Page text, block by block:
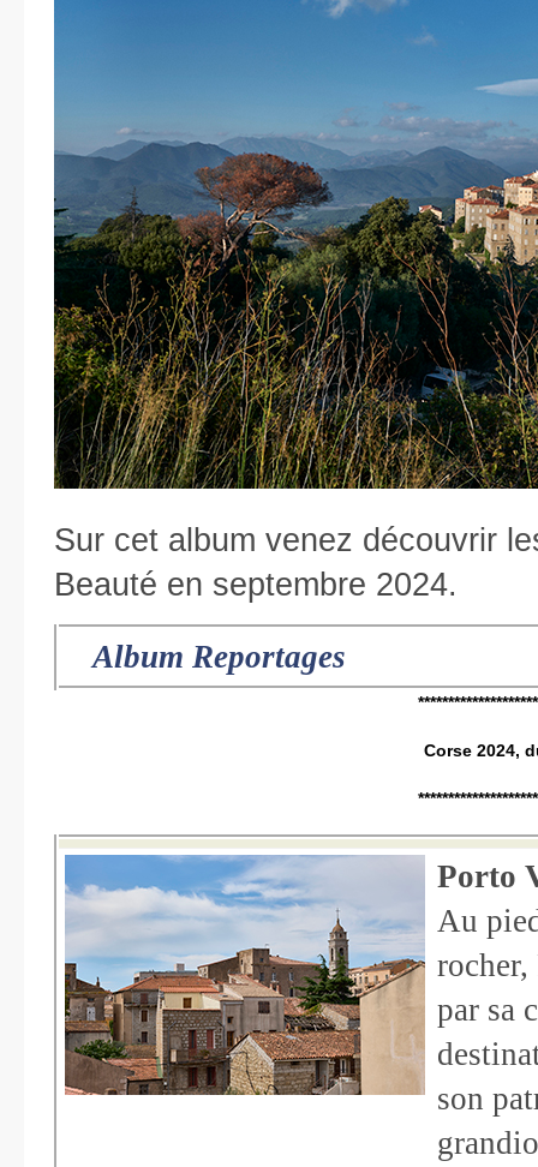
Sur cet album venez découvrir
Beauté en septembre 2024.
Album Reportages
Corse 2024,
Porto
Au
par sa
son